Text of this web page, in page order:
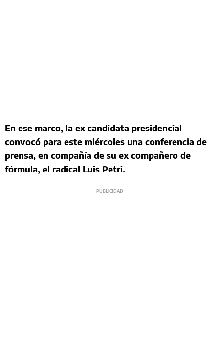
En ese marco, la ex candidata presidencial
convocó para este miércoles una conferencia de
prensa, en compañía de su ex compañero de
fórmula, el radical Luis Petri.